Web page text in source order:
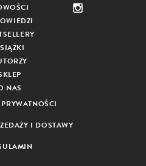
NAS
I DOSTAWY